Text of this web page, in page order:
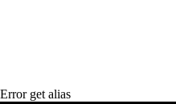
Error get alias